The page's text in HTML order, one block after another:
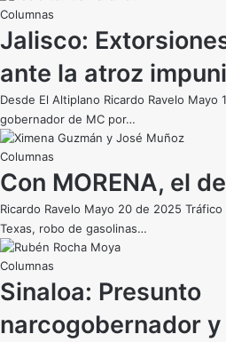
Jalisco:
ante la atroz
Desde El Altiplano Ricardo Ravelo Mayo
gobernador de MC por…
Con MORENA, el
Ricardo Ravelo Mayo 20 de 2025
Texas, robo de gasolinas…
Sinaloa: Presunto
narcogobernador